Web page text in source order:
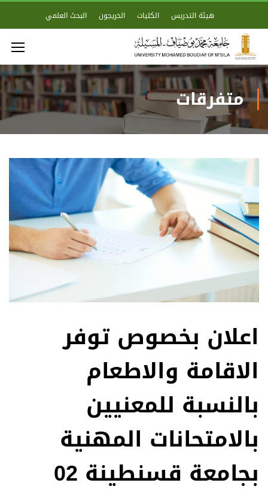
هيئة التدريس الكليات الخريجون البحث العلمي
متفرقات
اعلان بخصوص توفر
الاقامة والاطعام
بالنسبة للمعنيين
بالامتحانات المهنية
بجامعة قسنطينة 02